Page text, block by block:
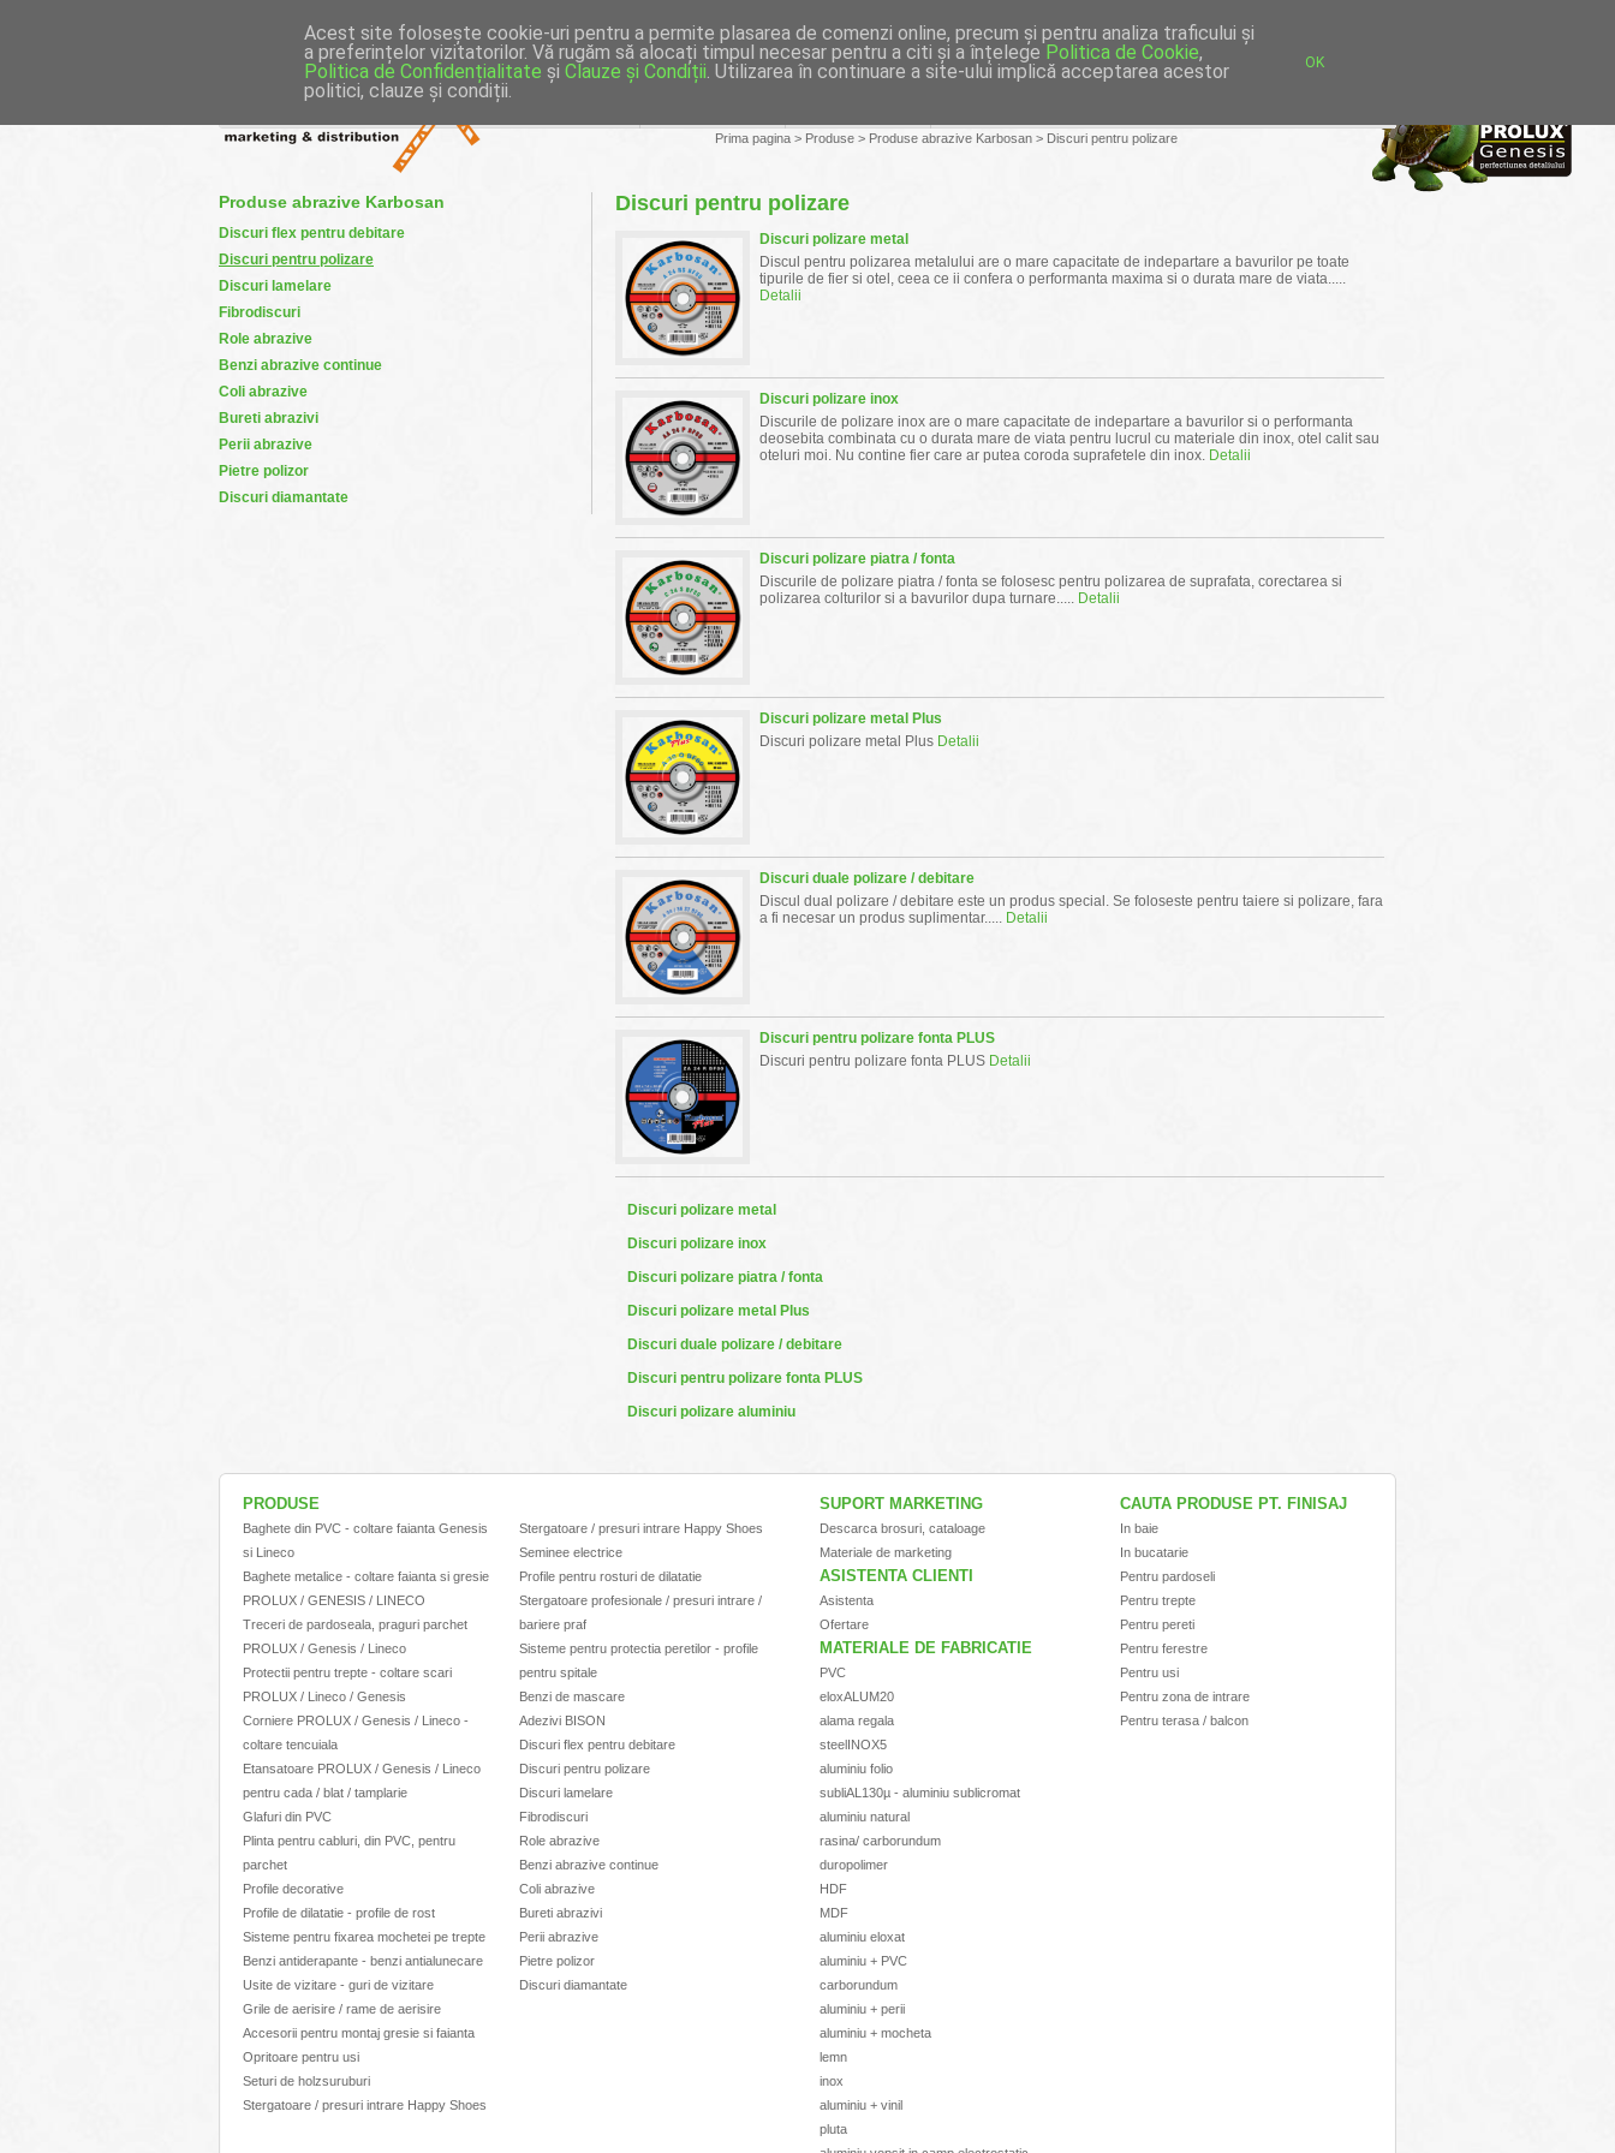
Acest site folosește cookie-uri pentru a permite plasarea de comenzi online, precum și pentru analiza traficului și
a preferințelor vizitatorilor. Vă rugăm să alocați timpul necesar pentru a citi și a înțelege Politica de Cookie,
Politica de Confidențialitate și Clauze și Condiții. Utilizarea în continuare a site-ului implică acceptarea acestor
politici, clauze și condiții.
OK
MAGAZIN ONLINE Prima pagina Noutati Reselleri | Cariera Cautare avansata
Prima pagina> Produse> Produse abrazive Karbosan> Discuri pentru polizare
Produse abrazive Karbosan
Discuri flex pentru debitare
Discuri pentru polizare
Discuri lamelare
Fibrodiscuri
Role abrazive
Benzi abrazive continue
Coli abrazive
Bureti abrazivi
Perii abrazive
Pietre polizor
Discuri diamantate
Discuri pentru polizare
Discuri polizare metal
Discul pentru polizarea metalului are o mare capacitate de indepartare a bavurilor pe toate
tipurile de fier si otel, ceea ce ii confera o performanta maxima si o durata mare de viata.....
Detalii
Discuri polizare inox
Discurile de polizare inox are o mare capacitate de indepartare a bavurilor si o performanta
deosebita combinata cu o durata mare de viata pentru lucrul cu materiale din inox, otel calit sau
oteluri moi. Nu contine fier care ar putea coroda suprafetele din inox. Detalii
Discuri polizare piatra / fonta
Discurile de polizare piatra / fonta se folosesc pentru polizarea de suprafata, corectarea si
polizarea colturilor si a bavurilor dupa turnare..... Detalii
Discuri polizare metal Plus
Discuri polizare metal Plus Detalii
Discuri duale polizare / debitare
Discul dual polizare / debitare este un produs special. Se foloseste pentru taiere si polizare, fara
a fi necesar un produs suplimentar..... Detalii
Discuri pentru polizare fonta PLUS
Discuri pentru polizare fonta PLUS Detalii
Discuri polizare metal
Discuri polizare inox
Discuri polizare piatra / fonta
Discuri polizare metal Plus
Discuri duale polizare / debitare
Discuri pentru polizare fonta PLUS
Discuri polizare aluminiu
PRODUSE
Baghete din PVC - coltare faianta Genesis
si Lineco
Baghete metalice - coltare faianta si gresie
PROLUX / GENESIS / LINECO
Treceri de pardoseala, praguri parchet
PROLUX / Genesis / Lineco
Protectii pentru trepte - coltare scari
PROLUX / Lineco / Genesis
Corniere PROLUX / Genesis / Lineco -
coltare tencuiala
Etansatoare PROLUX / Genesis / Lineco
pentru cada / blat / tamplarie
Glafuri din PVC
Plinta pentru cabluri, din PVC, pentru
parchet
Profile decorative
Profile de dilatatie - profile de rost
Sisteme pentru fixarea mochetei pe trepte
Benzi antiderapante - benzi antialunecare
Usite de vizitare - guri de vizitare
Grile de aerisire / rame de aerisire
Accesorii pentru montaj gresie si faianta
Opritoare pentru usi
Seturi de holzsuruburi
Stergatoare / presuri intrare Happy Shoes
Stergatoare / presuri intrare Happy Shoes
Seminee electrice
Profile pentru rosturi de dilatatie
Stergatoare profesionale / presuri intrare /
bariere praf
Sisteme pentru protectia peretilor - profile
pentru spitale
Benzi de mascare
Adezivi BISON
Discuri flex pentru debitare
Discuri pentru polizare
Discuri lamelare
Fibrodiscuri
Role abrazive
Benzi abrazive continue
Coli abrazive
Bureti abrazivi
Perii abrazive
Pietre polizor
Discuri diamantate
SUPORT MARKETING
Descarca brosuri, cataloage
Materiale de marketing
ASISTENTA CLIENTI
Asistenta
Ofertare
MATERIALE DE FABRICATIE
PVC
eloxALUM20
alama regala
steelINOX5
aluminiu folio
subliAL130µ - aluminiu sublicromat
aluminiu natural
rasina/ carborundum
duropolimer
HDF
MDF
aluminiu eloxat
aluminiu + PVC
carborundum
aluminiu + perii
aluminiu + mocheta
lemn
inox
aluminiu + vinil
pluta
CAUTA PRODUSE PT. FINISAJ
In baie
In bucatarie
Pentru pardoseli
Pentru trepte
Pentru pereti
Pentru ferestre
Pentru usi
Pentru zona de intrare
Pentru terasa / balcon